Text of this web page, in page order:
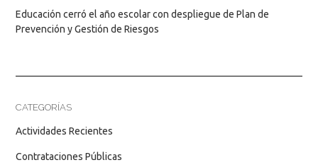
Educación cerró el año escolar con despliegue de Plan de
Prevención y Gestión de Riesgos
CATEGORÍAS
Actividades Recientes
Contrataciones Públicas